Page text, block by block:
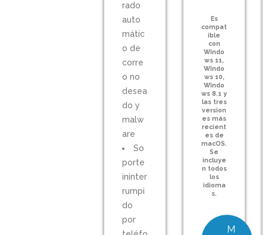
rado
auto
mátic
o de
corre
o no
desea
do y
malw
are
So
porte
ininter
rumpi
do
por
Es
compat
ible
con
Windo
ws 11,
Windo
ws 10,
Windo
ws 8.1 y
las tres
version
es más
recient
es de
macOS.
Se
incluye
n todos
los
idioma
s.
M